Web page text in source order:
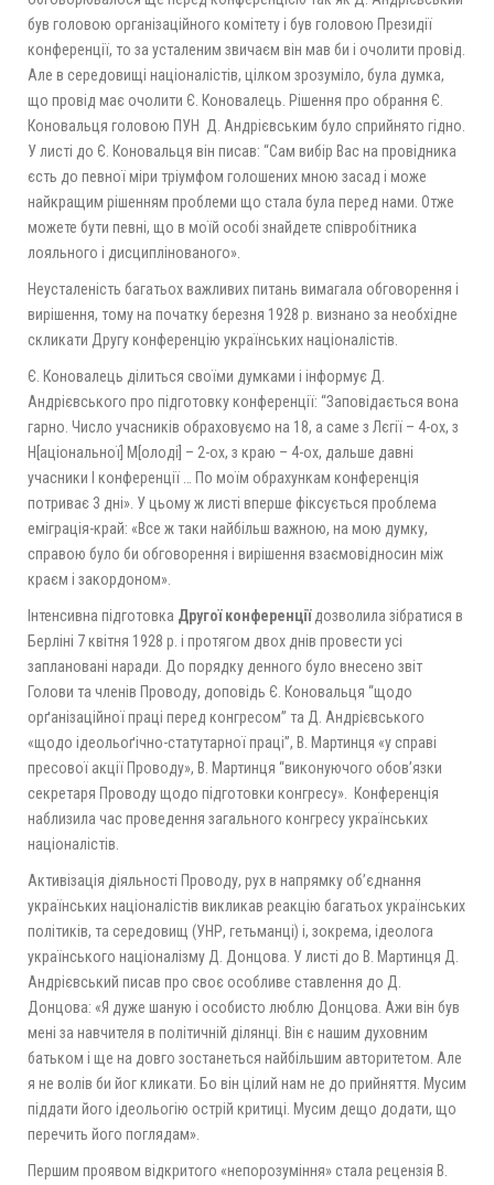
був головою організаційного комітету і був головою Президії
конференції, то за усталеним звичаєм він мав би і очолити провід.
Але в середовищі націоналістів, цілком зрозуміло, була думка,
що провід має очолити Є. Коновалець. Рішення про обрання Є.
Коновальця головою ПУН Д. Андрієвським було сприйнято гідно.
У листі до Є. Коновальця він писав: “Сам вибір Вас на провідника
єсть до певної міри тріумфом голошених мною засад і може
найкращим рішенням проблеми що стала була перед нами. Отже
можете бути певні, що в моїй особі знайдете співробітника
лояльного і дисциплінованого».
Неусталеність багатьох важливих питань вимагала обговорення і
вирішення, тому на початку березня 1928 р. визнано за необхідне
скликати Другу конференцію українських націоналістів.
Є. Коновалець ділиться своїми думками і інформує Д.
Андрієвського про підготовку конференції: “Заповідається вона
гарно. Число учасників обраховуємо на 18, а саме з Лєгії – 4-ох, з
Н[аціональної] М[олоді] – 2-ох, з краю – 4-ох, дальше давні
учасники І конференції … По моїм обрахункам конференція
потриває 3 дні». У цьому ж листі вперше фіксується проблема
еміграція-край: «Все ж таки найбільш важною, на мою думку,
справою було би обговорення і вирішення взаємовідносин між
краєм і закордоном».
Інтенсивна підготовка Другої конференціїдозволила зібратися в
Берліні 7 квітня 1928 р. і протягом двох днів провести усі
заплановані наради. До порядку денного було внесено звіт
Голови та членів Проводу, доповідь Є. Коновальця “щодо
орґанізаційної праці перед конгресом” та Д. Андрієвського
«щодо ідеольоґічно-статутарної праці”, В. Мартинця «у справі
пресової акції Проводу», В. Мартинця “виконуючого обов’язки
секретаря Проводу щодо підготовки конгресу». Конференція
наблизила час проведення загального конгресу українських
націоналістів.
Активізація діяльності Проводу, рух в напрямку об’єднання
українських націоналістів викликав реакцію багатьох українських
політиків, та середовищ (УНР, гетьманці) і, зокрема, ідеолога
українського націоналізму Д. Донцова. У листі до В. Мартинця Д.
Андрієвський писав про своє особливе ставлення до Д.
Донцова: «Я дуже шаную і особисто люблю Донцова. Ажи він був
мені за навчителя в політичній ділянці. Він є нашим духовним
батьком і ще на довго зостанеться найбільшим авторитетом. Але
я не волів би йог кликати. Бо він цілий нам не до прийняття. Мусим
піддати його ідеольогію острій критиці. Мусим дещо додати, що
перечить його поглядам».
Першим проявом відкритого «непорозуміння» стала рецензія В.